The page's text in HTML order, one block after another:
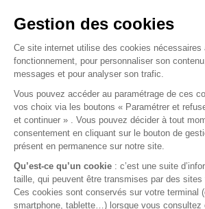
Volants
Jantes / Pneumatiques / Accessoires
Informations utiles
Nous contacter
Mentions légales
Conditions générales de vente